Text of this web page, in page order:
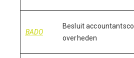
BADO
Besluit
overheden